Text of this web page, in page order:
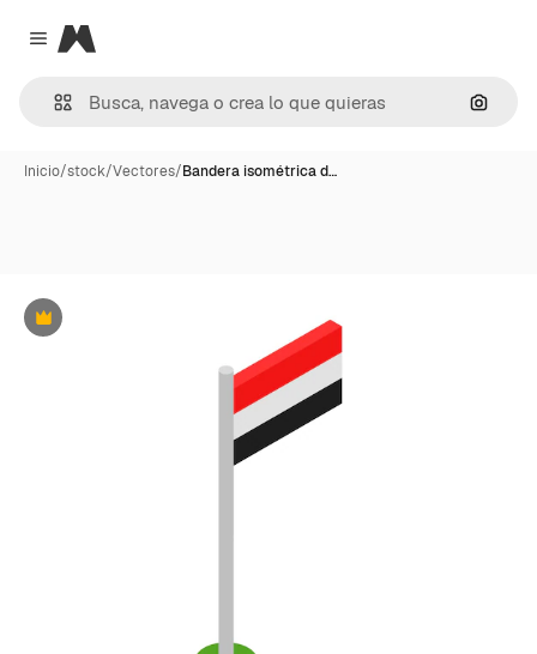
Close menu
Magnific
Inicio/stock/Vectores/Bandera isométrica d…
Premium